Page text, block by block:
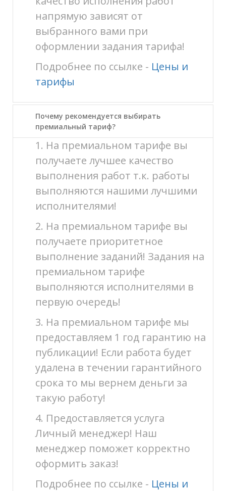
напрямую зависят от
выбранного вами при
оформлении задания тарифа!
Подробнее по ссылке - Цены и
тарифы
Почему рекомендуется выбирать
премиальный тариф?
1. На премиальном тарифе вы
получаете лучшее качество
выполнения работ т.к. работы
выполняются нашими лучшими
исполнителями!
2. На премиальном тарифе вы
получаете приоритетное
выполнение заданий! Задания на
премиальном тарифе
выполняются исполнителями в
первую очередь!
3. На премиальном тарифе мы
предоставляем 1 год гарантию на
публикации! Если работа будет
удалена в течении гарантийного
срока то мы вернем деньги за
такую работу!
4. Предоставляется услуга
Личный менеджер! Наш
менеджер поможет корректно
оформить заказ!
Подробнее по ссылке - Цены и